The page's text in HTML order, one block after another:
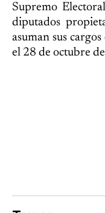
Supremo
diputados
asuman sus
el 28 de octubre